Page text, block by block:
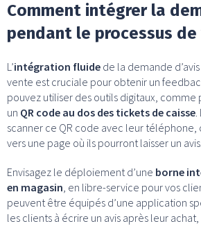
Comment intégrer la
pendant le processus de
L’intégration fluide de la demande
vente est cruciale pour obtenir un
pouvez utiliser des outils digitaux,
un QR code au dos des tickets de caisse
scanner ce QR code avec leur téléphone,
vers une page où ils pourront laisser un avis.
Envisagez le déploiement d’une borne
en magasin, en libre-service pour vos
peuvent être équipés d’une application
les clients à écrire un avis après leur